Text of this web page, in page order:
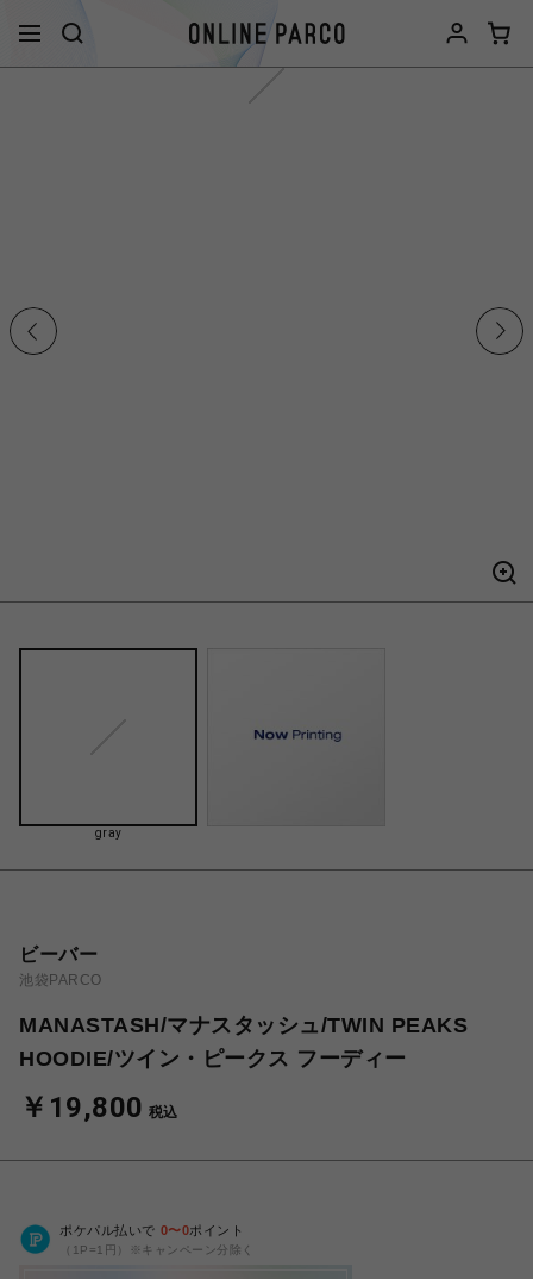
gray
ビーバー
池袋PARCO
MANASTASH/マナスタッシュ/TWIN PEAKS
HOODIE/ツイン・ピークス フーディー
￥19,800 税込
ポケパル払いで 0〜0ポイント
（1P=1円）※キャンペーン分除く